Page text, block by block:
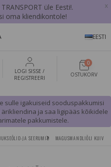
üle Eesti!.
oma kliendikontole!
x
EESTI
LOGI SISSE /
REGISTREERI
0
OSTUKORV
sulle igakuiseid sooduspakkumisi
ja saa ligipääs kõikidele
pakkumistele.
JA SEERUMID MAGUSMANDLIÕLI